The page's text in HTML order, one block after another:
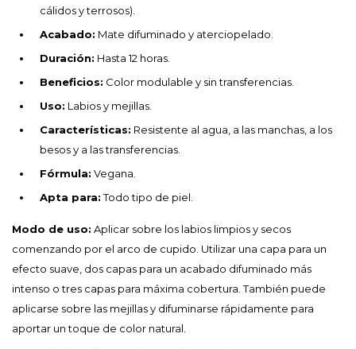
cálidos y terrosos).
Acabado: Mate difuminado y aterciopelado.
Duración: Hasta 12 horas.
Beneficios: Color modulable y sin transferencias.
Uso: Labios y mejillas.
Características: Resistente al agua, a las manchas, a los
besos y a las transferencias.
Fórmula: Vegana.
Apta para:Todo tipo de piel.
Modo de uso: Aplicar sobre los labios limpios y secos
comenzando por el arco de cupido. Utilizar una capa para un
efecto suave, dos capas para un acabado difuminado más
intenso o tres capas para máxima cobertura. También puede
aplicarse sobre las mejillas y difuminarse rápidamente para
aportar un toque de color natural.